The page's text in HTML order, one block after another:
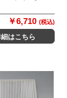
￥6,710 (税込)
はこちら